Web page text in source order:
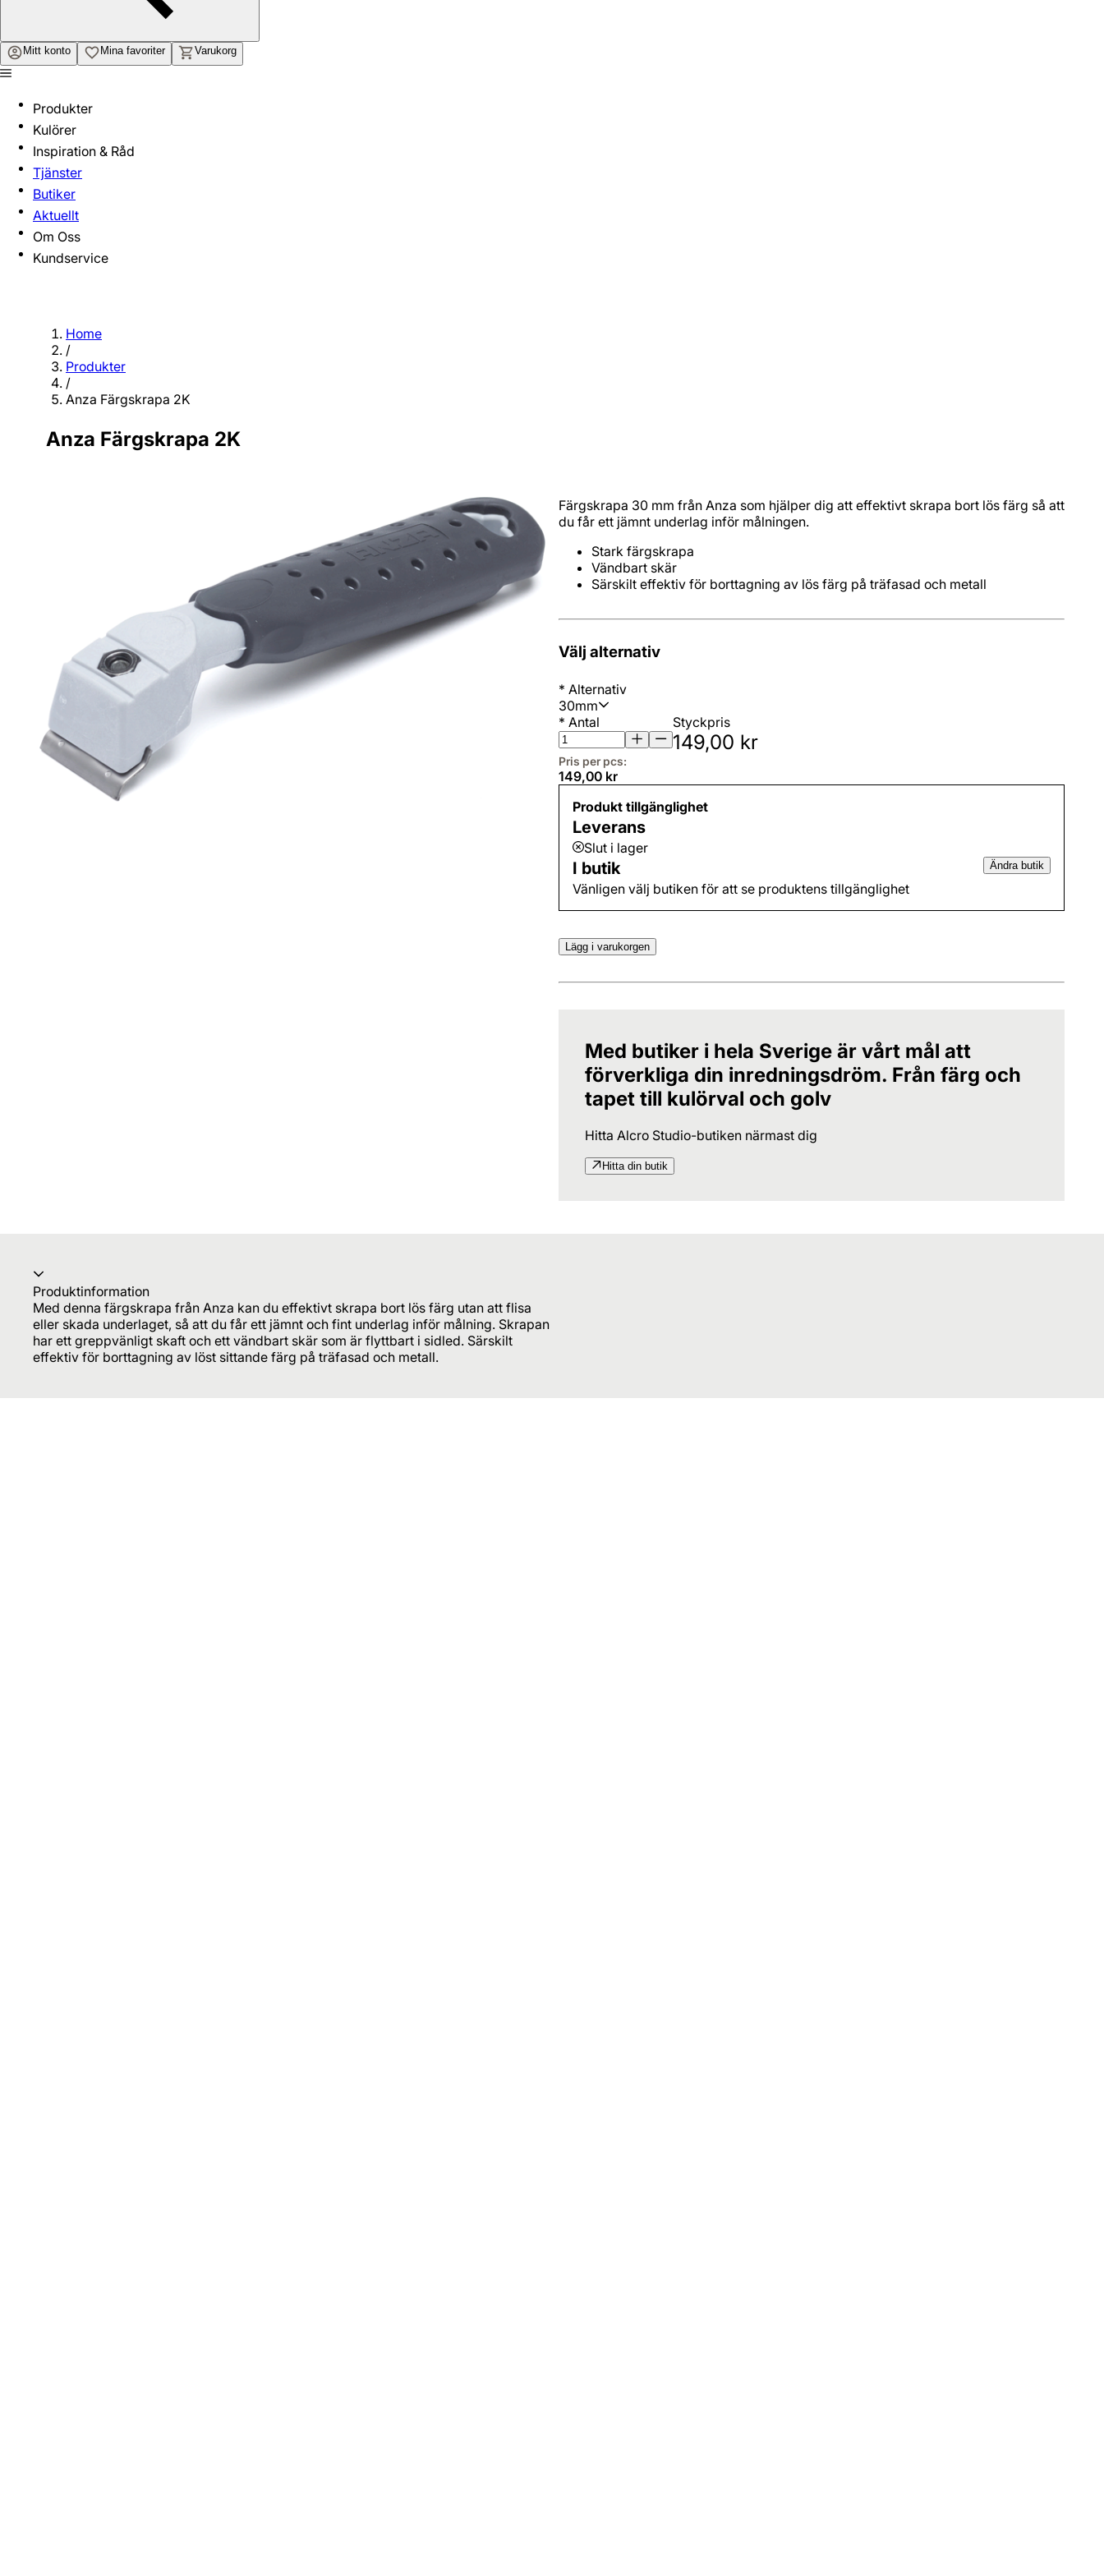
Mitt konto Mina favoriter Varukorg
Produkter
Kulörer
Inspiration & Råd
Tjänster
Butiker
Aktuellt
Om Oss
Kundservice
Home
/
Produkter
/
Anza Färgskrapa 2K
Anza Färgskrapa 2K
Färgskrapa 30 mm från Anza som hjälper dig att effektivt skrapa bort lös färg så att
du får ett jämnt underlag inför målningen.
Särskilt effektiv för borttagning av lös färg på träfasad och metall
Välj alternativ
* Alternativ
30mm
* Antal Styckpris
149,00 kr
Pris per pcs:
149,00 kr
Produkt tillgänglighet
Leverans
Slut i lager
I butik
Vänligen välj butiken för att se produktens tillgänglighet
Ändra butik
Lägg i varukorgen
Med butiker i hela Sverige är vårt mål att
förverkliga din inredningsdröm. Från färg och
tapet till kulörval och golv
Hitta Alcro Studio-butiken närmast dig
Hitta din butik
Produktinformation
Med denna färgskrapa från Anza kan du effektivt skrapa bort lös färg utan att flisa
eller skada underlaget, så att du får ett jämnt och fint underlag inför målning. Skrapan
har ett greppvänligt skaft och ett vändbart skär som är flyttbart i sidled. Särskilt
effektiv för borttagning av löst sittande färg på träfasad och metall.